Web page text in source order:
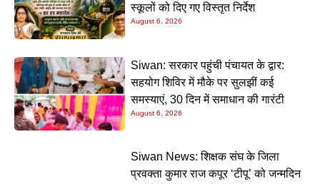
स्कूलों को दिए गए विस्तृत निर्देश
August 6, 2026
Siwan: सरकार पहुंची पंचायत के द्वार:
सहयोग शिविर में मौके पर सुलझीं कई
समस्याएं, 30 दिन में समाधान की गारंटी
August 6, 2026
Siwan News: शिक्षक संघ के जिला
प्रवक्ता कुमार राज कपूर ‘टीपू’ को जन्मदिन